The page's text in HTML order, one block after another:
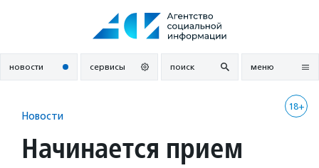
новости сервисы поиск меню
18+
Новости
Начинается прием